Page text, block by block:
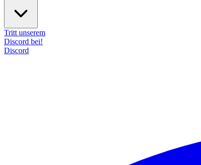
Tritt unserem
Discord bei!
Discord